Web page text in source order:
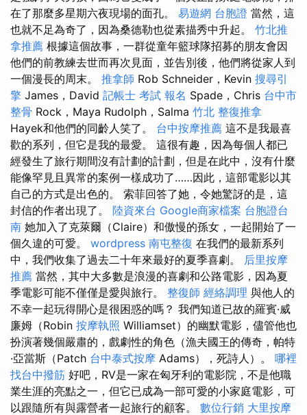
在了那麼多星期六夜現場的面孔。 易遊網 台胞證 當然，這
也就不足為奇了，因為桑德勒也從素描秀中升起。 竹北推
拿推薦 根據這個故事，一群從童年籃球隊招募的朋友會因
他們的前教練去世而再次見面，並告別後，他們將從家人到
一個漫長的周末。 推拿師 Rob Schneider，Kevin 搜尋引
擎 James，David 記帳士 考試 報名 Spade，Chris 台中市
整骨 Rock，Maya Rudolph，Salma 竹北 整復推拿
Hayek和他們的同齡人笑了。 台中按摩推薦 這不是我最喜
歡的系列，但它是我的最愛。 這很有趣，因為每個人都已
經發生了旅行期間沒有計劃的計劃，但是在此中，沒有什麼
能像罕見且異常的案例一樣成功了……因此，這部電影以其
自己的方式是出色的。 索菲回答了她，令她驚訝的是，這
封信的作者出現了。 陸資來台 Google商家檔案 台胞證台
南 她加入了克萊爾（Claire）和傲慢的孫女，一起開始了一
個久違的可愛。 wordpress 南屯整復 在我們的最新系列
中，我們收集了過去二十年來最好的夏季喜劇。 后里按摩
推薦 當然，其中大多數是浪漫的喜劇和公路電影，因為夏
季電影可能不僅僅是愛與旅行。 整復師 經絡調理 與他人的
不幸一起玩得開心是很困惑的嗎？ 我們知道已故的羅賓·威
廉姆（Robin 按摩執照 Williamset）的幽默電影，儘管他也
扮演著幾個嚴肅的，戲劇性的角色（漁夫國王的傳奇，帕特
·亞當斯（Patch 台中泰式按摩 Adams），死詩人）。 哪裡
找台中撥筋 好吧，RV是一家在匈牙利的電影院，不是他職
業生涯的亮點之一，但它已成為一部可愛的小家庭電影，可
以跟隨所有與露營者一起旅行的顧客。 數位行銷 大里按摩